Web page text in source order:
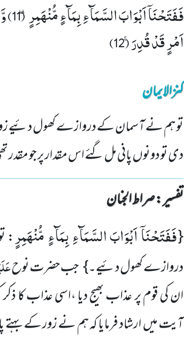
اَمْرٍ قَدْ قُدِرَۚ (12)
کنزالایمان
تو ہم نے آسمان کے دروازے کھول دئیے
دی تو دونوں پانی مل گئے اس مقدار پر جو مقدر
تفسیر : ‎صراط الجنان
{فَفَتَحْنَاۤ اَبْوَابَ السَّمَآءِ بِمَآءٍ مُّنْهَمِرٍ:
دروازے کھول دئیے۔}جب حضرت نوح
ان کی قوم پر عذاب بھیج دیا ،اسی عذاب
آیت میں ارشاد فرمایا کہ ہم نے زور کے